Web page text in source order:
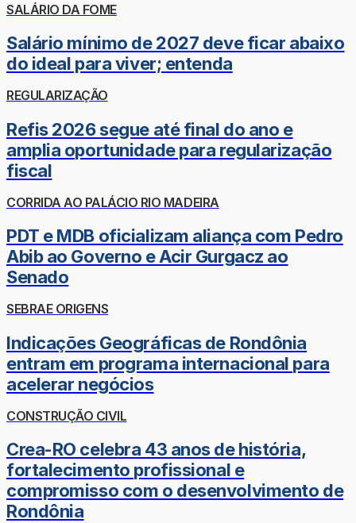
SALÁRIO DA FOME
Salário mínimo de 2027 deve ficar abaixo
do ideal para viver; entenda
REGULARIZAÇÃO
Refis 2026 segue até final do ano e
amplia oportunidade para regularização
fiscal
CORRIDA AO PALÁCIO RIO MADEIRA
PDT e MDB oficializam aliança com Pedro
Abib ao Governo e Acir Gurgacz ao
Senado
SEBRAE ORIGENS
Indicações Geográficas de Rondônia
entram em programa internacional para
acelerar negócios
CONSTRUÇÃO CIVIL
Crea-RO celebra 43 anos de história,
fortalecimento profissional e
compromisso com o desenvolvimento de
Rondônia